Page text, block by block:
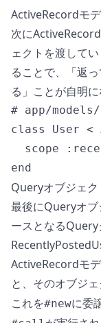
ActiveRecordモ
次に
ェクトを渡して
ることで、「返
る」ことが自明
# app/
class User <
scope
Queryオブジェク
最後にQueryオ
ースとなる
ActiveRecordモ
と、そのオブジ
これを#newに委